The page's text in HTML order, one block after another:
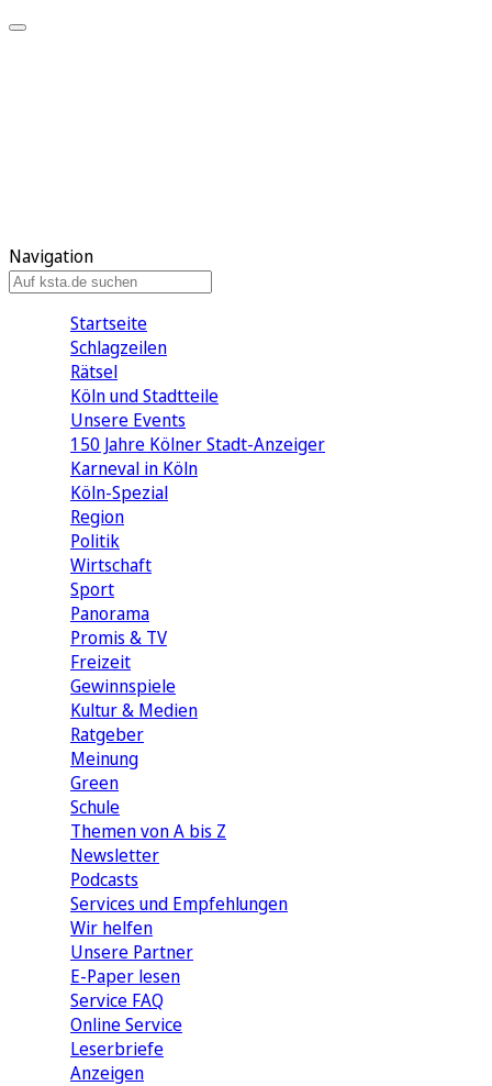
Navigation
Startseite
Schlagzeilen
Rätsel
Köln und Stadtteile
Unsere Events
150 Jahre Kölner Stadt-Anzeiger
Karneval in Köln
Köln-Spezial
Region
Politik
Wirtschaft
Sport
Panorama
Promis & TV
Freizeit
Gewinnspiele
Kultur & Medien
Ratgeber
Meinung
Green
Schule
Themen von A bis Z
Newsletter
Podcasts
Services und Empfehlungen
Wir helfen
Unsere Partner
E-Paper lesen
Service FAQ
Online Service
Leserbriefe
Anzeigen